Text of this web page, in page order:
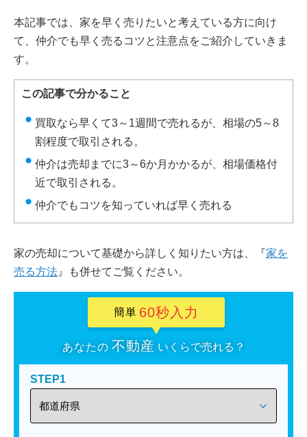
本記事では、家を早く売りたいと考えている方に向け
て、仲介でも早く売るコツと注意点をご紹介していきま
す。
この記事で分かること
買取なら早くて3～1週間で売れるが、相場の5～8
割程度で取引される。
仲介は売却までに3～6か月かかるが、相場価格付
近で取引される。
仲介でもコツを知っていれば早く売れる
家の売却について基礎から詳しく知りたい方は、『家を
売る方法 』も併せてご覧ください。
簡単 60秒入力
あなたの 不動産 いくらで売れる？
STEP1